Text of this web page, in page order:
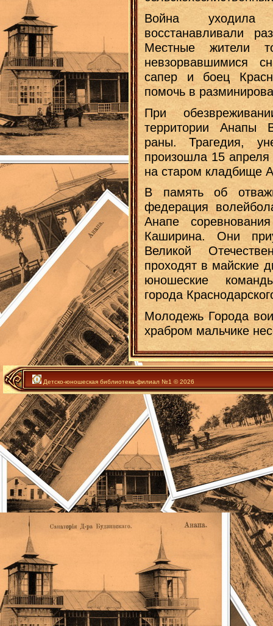
Война
восстанавливали
Местные жители
невзорвавшимися
сапер и боец
помочь в
При
территории Анапы
раны. Трагедия,
произошла 15
на старом кладбище
В память об
федерация
Анапе
Каширина. Они
Великой
проходят в майские
юношеские
города
Молодежь Города
храбром мальчике
Детско-юношеская библиотека-филиал №1 © 2026